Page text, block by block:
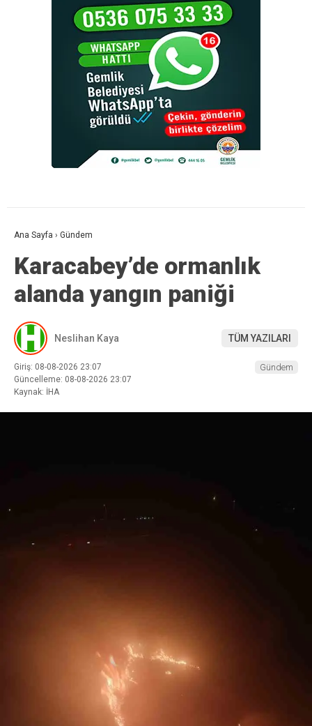
Ana Sayfa › Gündem
Karacabey’de ormanlık
alanda yangın paniği
Neslihan Kaya TÜM YAZILARI
Giriş: 08-08-2026 23:07
Güncelleme: 08-08-2026 23:07
Kaynak: İHA
Gündem